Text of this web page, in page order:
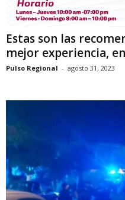
Estas son las
mejor experiencia,
Pulso Regional - agosto 31, 2023